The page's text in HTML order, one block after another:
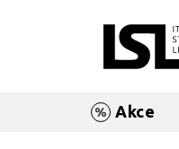
Akce